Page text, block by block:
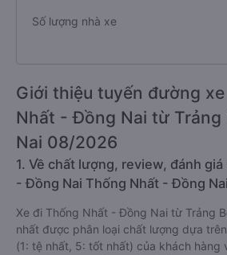
Số lượng nhà xe
Giới thiệu tuyến đường
Nhất - Đồng Nai từ
Nai 08/2026
1. Về chất lượng, review, đánh
- Đồng Nai Thống Nhất - Đồng Nai
Xe đi Thống Nhất - Đồng Nai từ Trảng
nhất được phân loại chất lượng dựa
(1: tệ nhất, 5: tốt nhất) của khách hàng